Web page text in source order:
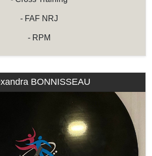
- FAF NRJ
- RPM
BONNISSEAU